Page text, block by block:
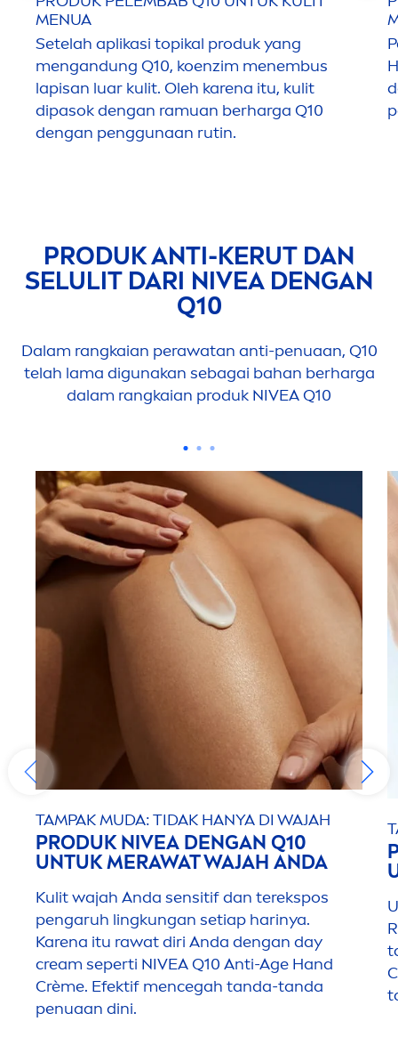
MENUA
Setelah aplikasi topikal produk yang
mengandung Q10, koenzim menembus
lapisan luar kulit. Oleh karena itu, kulit
dipasok dengan ramuan berharga Q10
dengan penggunaan rutin.
PRODUK ANTI-KERUT DAN
SELULIT DARI NIVEADENGAN
Q10
Dalam rangkaian perawatan anti-penuaan, Q10
telah lama digunakan sebagai bahan berharga
dalam rangkaian produk NIVEAQ10
TAMPAK MUDA: TIDAK HANYA DI WAJAH
PRODUKNIVEA DENGAN Q10
UNTUK MERAWAT WAJAH ANDA
Kulit wajah Anda sensitif dan terekspos
pengaruh lingkungan setiap harinya.
Karena itu rawat diri Anda dengan day
cream seperti NIVEAQ10 Anti-Age Hand
Crème. Efektif mencegah tanda-tanda
penuaan dini.